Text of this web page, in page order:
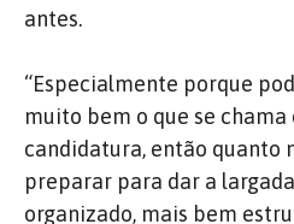
antes.
“Especialmente porque
muito bem o que se
candidatura, então quanto
preparar para dar a
organizado, mais bem